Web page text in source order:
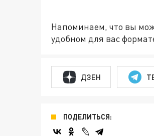
Напоминаем, что вы
удобном для вас
ДЗЕН
ПОДЕЛИТЬСЯ: